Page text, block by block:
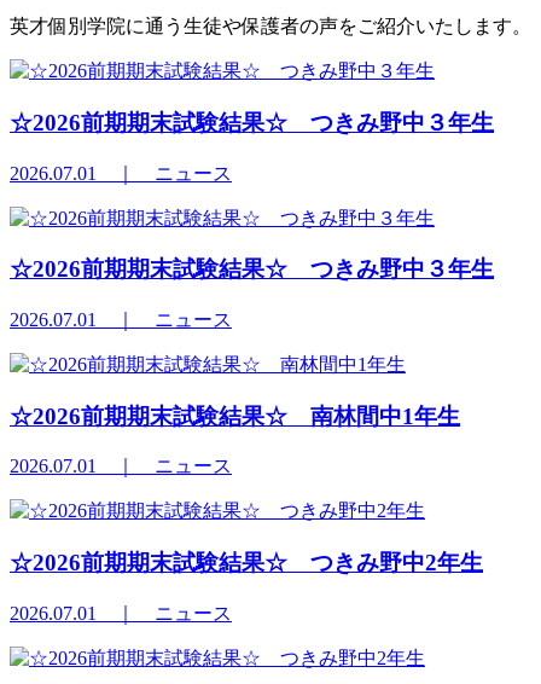
英才個別学院に通う生徒や保護者の声をご紹介いたします。
☆2026前期期末試験結果☆ つきみ野中３年生
2026.07.01 ｜ ニュース
☆2026前期期末試験結果☆ つきみ野中３年生
2026.07.01 ｜ ニュース
☆2026前期期末試験結果☆ 南林間中1年生
2026.07.01 ｜ ニュース
☆2026前期期末試験結果☆ つきみ野中2年生
2026.07.01 ｜ ニュース